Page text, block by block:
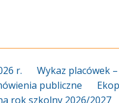
r. Wykaz placówek
publiczne
rok szkolny 2026/2027